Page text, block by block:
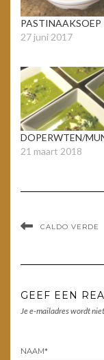
PASTINAAKSOEP
27 juni 2017
DOPERWTEN/
21 maart 2018
CALDO VERDE
GEEF EEN
Je e-mailadres wordt
NAAM*